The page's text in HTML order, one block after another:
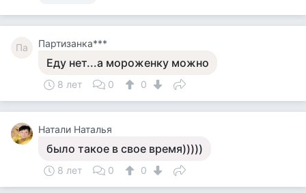
Па Партизанка***
Еду нет...а мороженку можно
8 лет 0 0
Натали Наталья
было такое в свое время)))))
8 лет 0 0